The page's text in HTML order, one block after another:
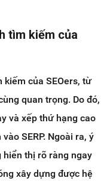
tìm kiếm của
của SEOers, từ
quan trọng. Do đó,
và xếp thứ hạng cao
SERP. Ngoài ra, ý
thị rõ ràng ngay
xây dựng được hệ